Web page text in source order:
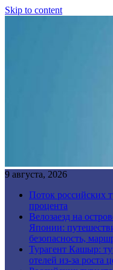
Skip to content
9 августа, 2026
Поток российских
процента
Велозаезд на
Японии:
безопасность,
Турагент Кашыр:
отелей из-за роста